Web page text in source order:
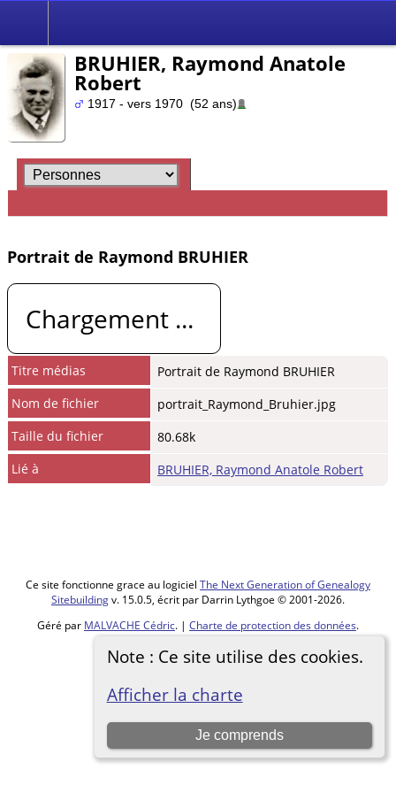
Note : Ce site utilise des cookies.
Afficher la charte
Je comprends
BRUHIER, Raymond Anatole
Robert
1917 - vers 1970 (52 ans)
Portrait de Raymond BRUHIER
Chargement ...
Titre médias
Portrait de Raymond BRUHIER
Nom de fichier
portrait_Raymond_Bruhier.jpg
Taille du fichier
80.68k
Lié à
BRUHIER, Raymond Anatole Robert
Ce site fonctionne grace au logiciel The Next Generation of Genealogy
Sitebuildingv. 15.0.5, écrit par Darrin Lythgoe © 2001-2026.
Géré par MALVACHE Cédric. | Charte de protection des données.
Basculer vers site normal